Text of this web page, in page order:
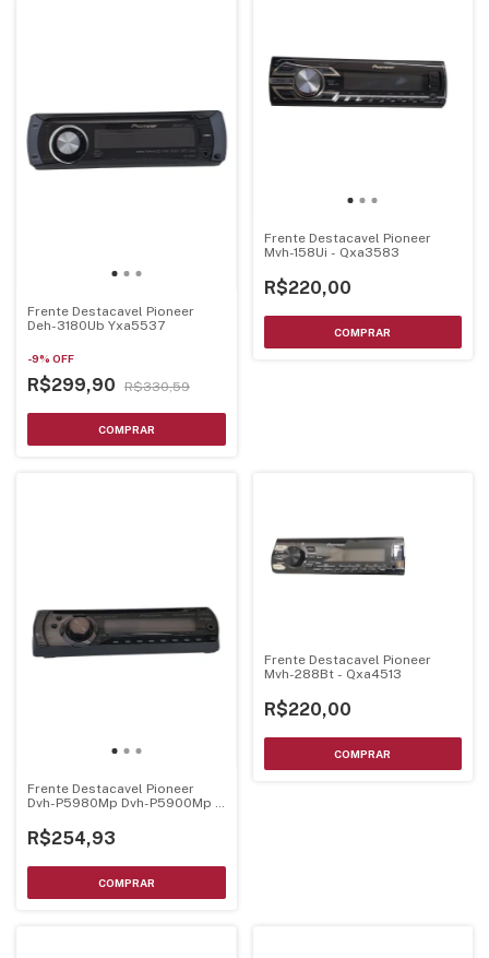
Frente Destacavel Pioneer
Deh-3180Ub Yxa5537
-9% OFF
R$299,90 R$330,59
Frente Destacavel Pioneer
Mvh-158Ui - Qxa3583
R$220,00
Frente Destacavel Pioneer
Dvh-P5980Mp Dvh-P5900Mp -
R$254,93
Frente Destacavel Pioneer
Mvh-288Bt - Qxa4513
R$220,00